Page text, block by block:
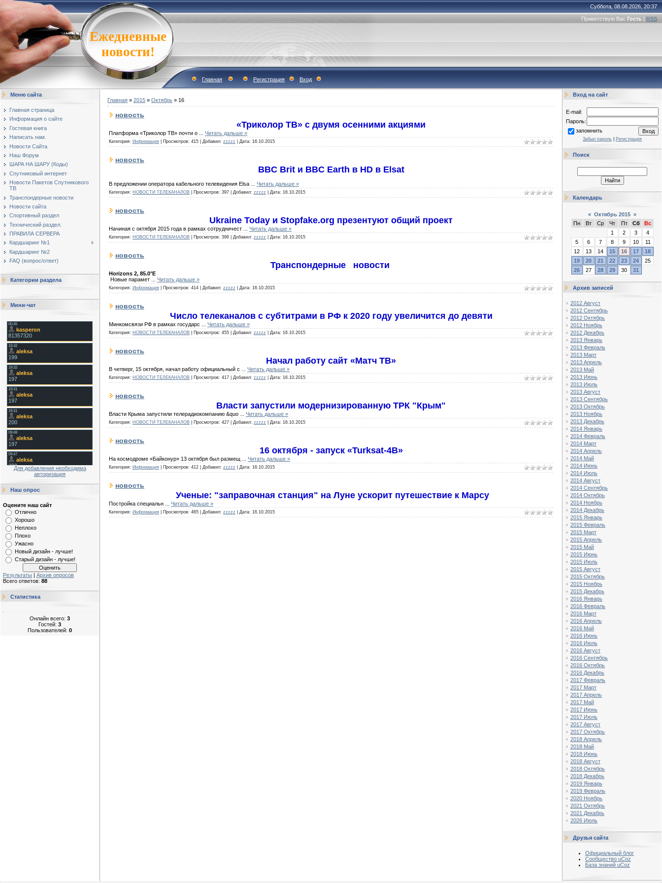
Ежедневные
новости!
Суббота, 08.08.2026, 20:37
Приветствую Вас Гость | RSS
Главная Регистрация Вход
Меню сайта
Главная страница
Информация о сайте
Гостевая книга
Написать нам.
Новости Сайта
Наш Форум
ШАРА НА ШАРУ (Коды)
Спутниковый интернет
Новости Пакетов Спутникового
ТВ
Транспондерные новости
Новости сайта
Спортивный раздел
Технический раздел.
ПРАВИЛА СЕРВЕРА
Кардшаринг №1
Кардшаринг №2
FAQ (вопрос/ответ)
Категории раздела
Мини-чат
Для добавления необходима
авторизация
Наш опрос
Оцените наш сайт
Отлично
Хорошо
Неплохо
Плохо
Ужасно
Новый дизайн - лучше!
Старый дизайн - лучше!
Результаты | Архив опросов
Всего ответов: 88
Статистика
Онлайн всего: 3
Гостей: 3
Пользователей: 0
Главная » 2015 » Октябрь » 16
новость
«Триколор ТВ» с двумя осенними акциями
Платформа «Триколор ТВ» почти о Читать дальше »
Категория: Информация Просмотров: 415 Добавил: zzzzz Дата: 16.10.2015
новость
BBC Brit и BBC Earth в HD в Elsat
В предложении оператора кабельного телевидения Elsa Читать дальше »
Категория: НОВОСТИ ТЕЛЕКАНАЛОВ Просмотров: 397 Добавил: zzzzz Дата: 16.10.2015
новость
Ukraine Today и Stopfake.org презентуют общий проект
Начиная с октября 2015 года в рамках сотрудничест Читать дальше »
Категория: НОВОСТИ ТЕЛЕКАНАЛОВ Просмотров: 396 Добавил: zzzzz Дата: 16.10.2015
новость
Транспондерные новости
Horizons 2, 85.0°E
Новые парамет
Читать дальше »
Категория: Информация Просмотров: 414 Добавил: zzzzz Дата: 16.10.2015
новость
Число телеканалов с субтитрами в РФ к 2020 году увеличится до девяти
Минкомсвязи РФ в рамках государс Читать дальше »
Категория: НОВОСТИ ТЕЛЕКАНАЛОВ Просмотров: 455 Добавил: zzzzz Дата: 16.10.2015
новость
Начал работу сайт «Матч ТВ»
В четверг, 15 октября, начал работу официальный с Читать дальше »
Категория: НОВОСТИ ТЕЛЕКАНАЛОВ Просмотров: 417 Добавил: zzzzz Дата: 16.10.2015
новость
Власти запустили модернизированную ТРК "Крым"
Власти Крыма запустили телерадиокомпанию &quo Читать дальше »
Категория: НОВОСТИ ТЕЛЕКАНАЛОВ Просмотров: 427 Добавил: zzzzz Дата: 16.10.2015
новость
16 октября - запуск «Turksat-4B»
На космодроме «Байконур» 13 октября был размещ Читать дальше »
Категория: Информация Просмотров: 412 Добавил: zzzzz Дата: 16.10.2015
новость
Ученые: "заправочная станция" на Луне ускорит путешествие к Марсу
Постройка специальн Читать дальше »
Категория: Информация Просмотров: 465 Добавил: zzzzz Дата: 16.10.2015
Вход на сайт
E-mail:
Пароль:
запомнить
Забыл пароль Регистрация
Поиск
Календарь
« Октябрь 2015 »
Пн
Вт Ср Чт Пт Сб
Вс
1
2 3
4
5
6 7 8 9 10
11
12
13 14 15 16 17
18
19
20 21 22 23 24
25
26
27 28 29 30 31
Архив записей
2012 Август
2012 Сентябрь
2012 Октябрь
2012 Ноябрь
2012 Декабрь
2013 Январь
2013 Февраль
2013 Март
2013 Апрель
2013 Май
2013 Июнь
2013 Июль
2013 Август
2013 Сентябрь
2013 Октябрь
2013 Ноябрь
2013 Декабрь
2014 Январь
2014 Февраль
2014 Март
2014 Апрель
2014 Май
2014 Июнь
2014 Июль
2014 Август
2014 Сентябрь
2014 Октябрь
2014 Ноябрь
2014 Декабрь
2015 Январь
2015 Февраль
2015 Март
2015 Апрель
2015 Май
2015 Июнь
2015 Июль
2015 Август
2015 Октябрь
2015 Ноябрь
2015 Декабрь
2016 Январь
2016 Февраль
2016 Март
2016 Апрель
2016 Май
2016 Июнь
2016 Июль
2016 Август
2016 Сентябрь
2016 Октябрь
2016 Декабрь
2017 Февраль
2017 Март
2017 Апрель
2017 Май
2017 Июнь
2017 Июль
2017 Август
2017 Октябрь
2018 Апрель
2018 Май
2018 Июнь
2018 Август
2018 Октябрь
2018 Декабрь
2019 Январь
2019 Февраль
2020 Ноябрь
2021 Октябрь
2021 Декабрь
2026 Июль
Друзья сайта
Официальный блог
Сообщество uCoz
База знаний uCoz